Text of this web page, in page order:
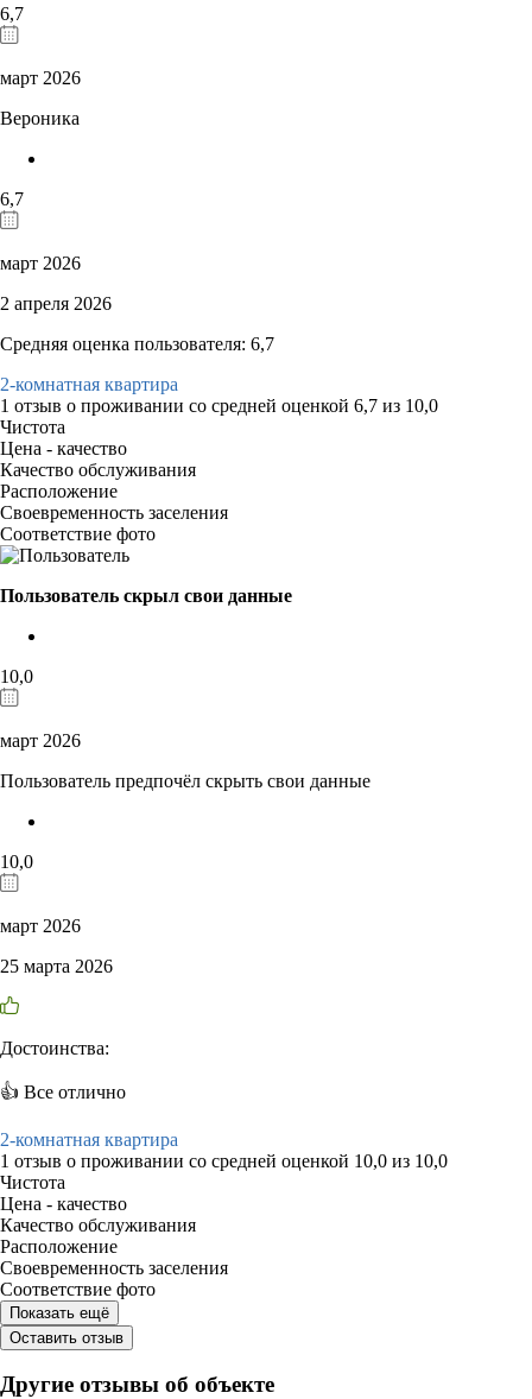
6,7
март 2026
Вероника
6,7
март 2026
2 апреля 2026
Средняя оценка пользователя: 6,7
2-комнатная квартира
1 отзыв о проживании со средней оценкой 6,7 из 10,0
Чистота
Цена - качество
Качество обслуживания
Расположение
Своевременность заселения
Соответствие фото
Пользователь скрыл свои данные
10,0
март 2026
Пользователь предпочёл скрыть свои данные
10,0
март 2026
25 марта 2026
Достоинства:
👍 Все отлично
2-комнатная квартира
1 отзыв о проживании со средней оценкой 10,0 из 10,0
Чистота
Цена - качество
Качество обслуживания
Расположение
Своевременность заселения
Соответствие фото
Показать ещё
Оставить отзыв
Другие отзывы об объекте